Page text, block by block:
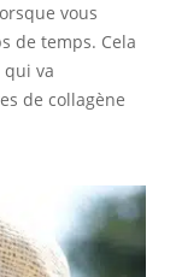
vous
de temps. Cela
va
de collagène